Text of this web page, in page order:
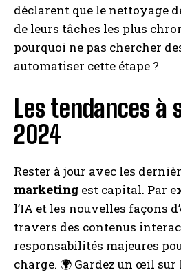
déclarent que le nettoyage
de leurs tâches les plus
pourquoi ne pas chercher
automatiser cette étape ?
Les tendances à
2024
Rester à jour avec les
marketing est capital. Par
l’IA et les nouvelles façons
travers des contenus
responsabilités majeures
charge. 🌍 Gardez un œil sur